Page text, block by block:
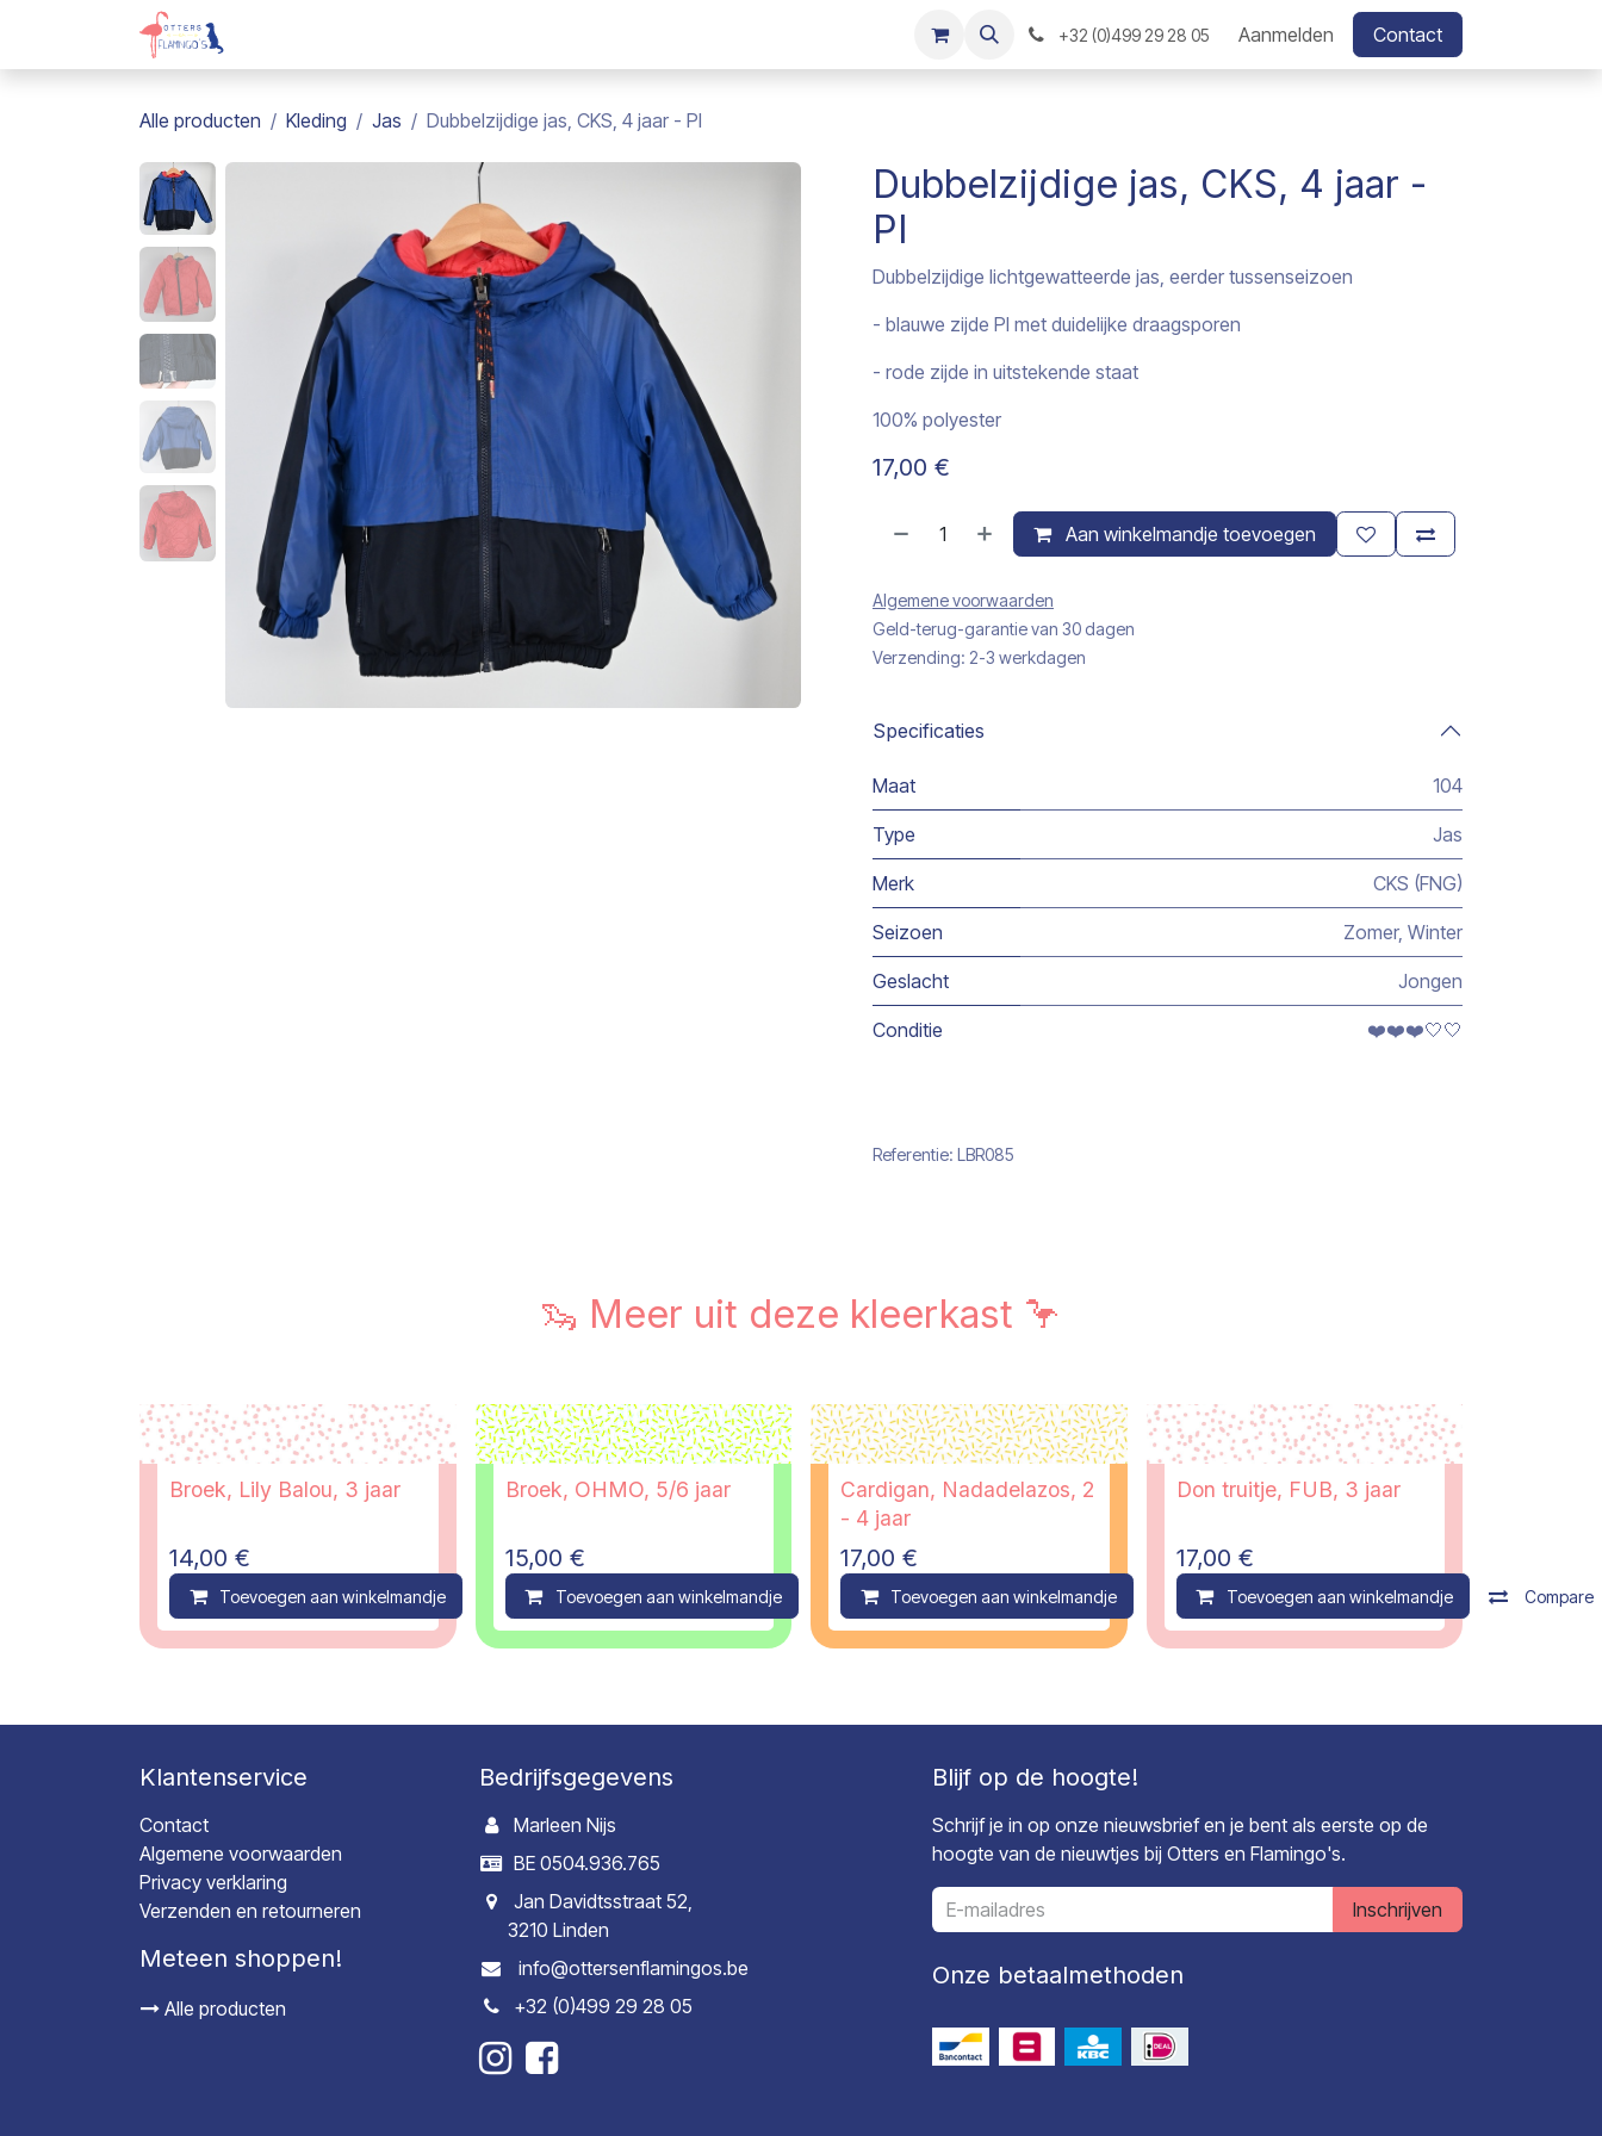
Overslaan naar inhoud
+32 (0)499 29 28 05 Aanmelden Contact
Alle producten Kleding Jas Dubbelzijdige jas, CKS, 4 jaar - PI
Dubbelzijdige jas, CKS, 4 jaar -
PI
Dubbelzijdige lichtgewatteerde jas, eerder tussenseizoen
- blauwe zijde PI met duidelijke draagsporen
- rode zijde in uitstekende staat
100% polyester
17,00 €
Aan winkelmandje toevoegen
Algemene voorwaarden
Geld-terug-garantie van 30 dagen
Verzending: 2-3 werkdagen
Specificaties
Maat 104
Type Jas
Merk CKS (FNG)
Seizoen Zomer, Winter
Geslacht Jongen
Conditie ❤️❤️❤️🤍🤍
Referentie: LBR085
🦦 Meer uit deze kleerkast 🦩
Broek, Lily Balou, 3 jaar
14,00 €
Toevoegen aan winkelmandje Compare
Broek, OHMO, 5/6 jaar
15,00 €
Toevoegen aan winkelmandje Compare
Cardigan, Nadadelazos, 2
- 4 jaar
17,00 €
Toevoegen aan winkelmandje Compare
Don truitje, FUB, 3 jaar
17,00 €
Toevoegen aan winkelmandje Compare
Klantenservice
Contact
Algemene voorwaarden
Privacy verklaring
Verzenden en retourneren
Meteen shoppen!
Alle producten
Bedrijfsgegevens
Marleen Nijs
BE 0504.936.765
Jan Davidtsstraat 52,
3210 Linden
info@ottersenflamingos.be
+32 (0)499 29 28 05
Blijf op de hoogte!
Schrijf je in op onze nieuwsbrief en je bent als eerste op de
hoogte van de nieuwtjes bij Otters en Flamingo's.
Inschrijven
Onze betaalmethoden